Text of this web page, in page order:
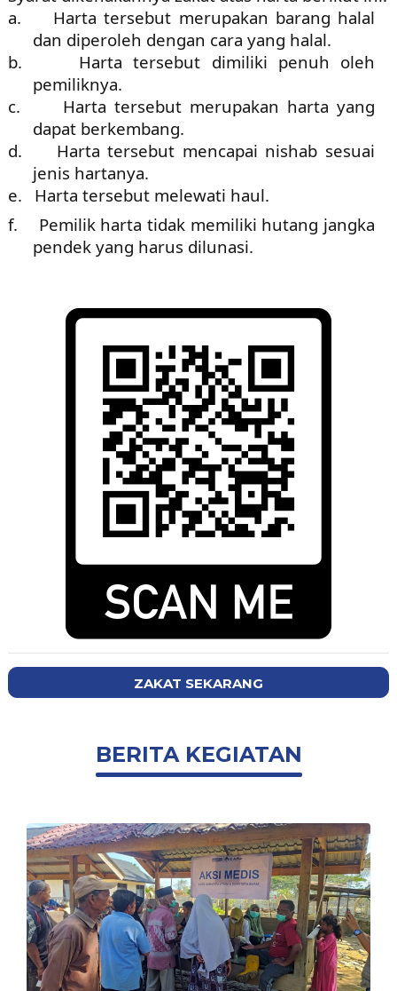
a.
Harta tersebut merupakan barang halal
dan diperoleh dengan cara yang halal.
b.
Harta tersebut dimiliki penuh oleh
pemiliknya.
c.
Harta tersebut merupakan harta yang
dapat berkembang.
d.
Harta tersebut mencapai nishab sesuai
jenis hartanya.
e.
Harta tersebut melewati haul.
f.
Pemilik harta tidak memiliki hutang jangka
pendek yang harus dilunasi.
ZAKAT SEKARANG
BERITA KEGIATAN